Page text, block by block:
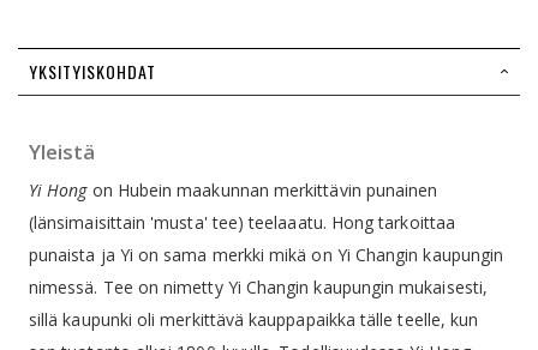
YKSITYISKOHDAT
Yleistä
Yi Hongon Hubein maakunnan merkittävin punainen
(länsimaisittain 'musta' tee) teelaaatu. Hong tarkoittaa
punaista ja Yi on sama merkki mikä on Yi Changin kaupungin
nimessä. Tee on nimetty Yi Changin kaupungin mukaisesti,
sillä kaupunki oli merkittävä kauppapaikka tälle teelle, kun